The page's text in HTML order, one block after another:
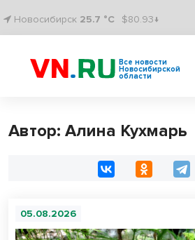
Новосибирск 25.7 °C $80.93↓
Все новости
Новосибирской
области
Автор: Алина Кухмарь
05.08.2026